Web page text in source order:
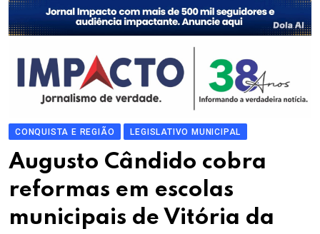
CONQUISTA E REGIÃO LEGISLATIVO MUNICIPAL
Augusto Cândido cobra
reformas em escolas
municipais de Vitória da